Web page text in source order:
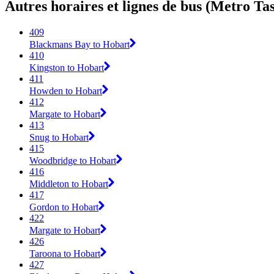
Autres horaires et lignes de bus (Metro
409
Blackmans Bay to Hobart
410
Kingston to Hobart
411
Howden to Hobart
412
Margate to Hobart
413
Snug to Hobart
415
Woodbridge to Hobart
416
Middleton to Hobart
417
Gordon to Hobart
422
Margate to Hobart
426
Taroona to Hobart
427